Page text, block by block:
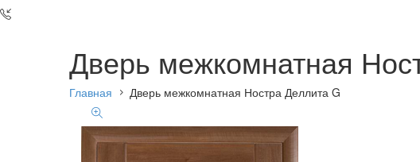
Дверь межкомнатная
Главная Дверь межкомнатная Ностра Деллита G